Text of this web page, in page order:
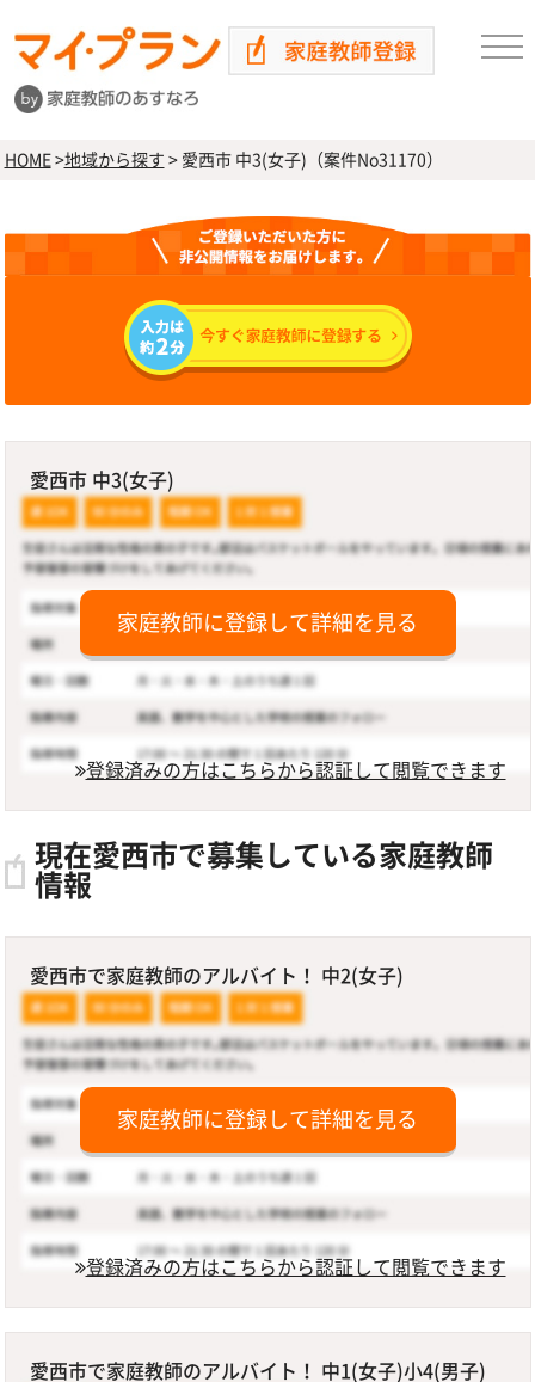
HOME>地域から探す >愛西市 中3(女子)（案件No31170）
愛西市 中3(女子)
家庭教師に登録して詳細を見る
登録済みの方はこちらから認証して閲覧できます
現在愛西市で募集している家庭教師
情報
愛西市で家庭教師のアルバイト！ 中2(女子)
家庭教師に登録して詳細を見る
登録済みの方はこちらから認証して閲覧できます
愛西市で家庭教師のアルバイト！ 中1(女子)小4(男子)